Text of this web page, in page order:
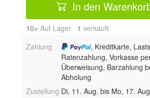
In den
10+ Auf Lager 1 verkauft
Zahlung
, Kreditkarte,
Ratenzahlung, Vorkasse
Überweisung, Barzahlung
Abholung
Zustellung Di, 11. Aug. bis Mo, 17.